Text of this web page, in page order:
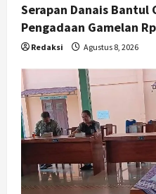
Serapan Danais Bantul
Pengadaan Gamelan
Redaksi Agustus 8, 2026